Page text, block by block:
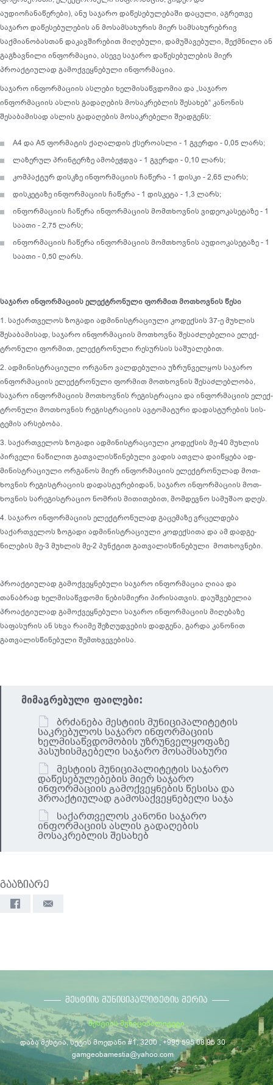
აუდიოჩანაწერები), ანუ საჯარო დაწესებულებაში დაცული, აგრეთვე
საჯარო დაწესებულების ან მოსამსახურის მიერ სამსახურებრივ
საქმიანობასთან დაკავშირებით მიღებული, დამუშავებული, შექმნილი ან
გაგზავნილი ინფორმაცია, ასევე საჯარო დაწესებულების მიერ
პროაქტიულად გამოქვეყნებული ინფორმაცია.
საჯარო ინფორმაციის ასლები ხელმისაწვდომია და „საჯარო
ინფორმაციის ასლის გადაღების მოსაკრებლის შესახებ“ კანონის
შესაბამისად ასლის გადაღების მოსაკრებელი შეადგენს:
A4 და A5 ფორმატის ქაღალდის ქსეროასლი - 1 გვერდი - 0,05 ლარს;
ლაზერულ პრინტერზე ამობეჭდვა - 1 გვერდი - 0,10 ლარს;
კომპაქტურ დისკზე ინფორმაციის ჩაწერა - 1 დისკი - 2,65 ლარს;
დისკეტაზე ინფორმაციის ჩაწერა - 1 დისკეტა - 1,3 ლარს;
ინფორმაციის ჩაწერა ინფორმაციის მომთხოვნის ვიდეოკასეტაზე - 1
საათი - 2,75 ლარს;
ინფორმაციის ჩაწერა ინფორმაციის მომთხოვნის აუდიოკასეტაზე - 1
საათი - 0,50 ლარს.
საჯაროინფორმაციისელექტრონულიფორმითმოთხოვნისწესი
1. საქართველოს ზოგადი ადმინისტრაციული კოდექსის 37-ე მუხ­ლის
შესაბამისად, საჯარო ინფორმაციის მოთხოვნა შესაძლებელია ელექ­
ტრონული ფორმით, ელექტრონული რესურსის საშუალებით.
2. ადმინისტრაციული ორგანო ვალდებულია უზრუნველყოს საჯა­რო
ინფორმაციის ელექტრონული ფორმით მოთხოვნის შესაძლებლობა,
საჯარო ინფორმაციის მოთხოვნის რეგისტრაცია და ინფორმაციის ელექ­
ტრო­ნული მოთხოვნის რეგისტრაციის ავტომატური დადასტურების სის­
ტემის არსებობა.
3. საქართველოს ზოგადი ადმინისტრაციული კოდექსის მე-40 მუხ­ლის
პირველი ნაწილით გათვალისწინებული ვადის ათვლა დაიწყება ად­
მინისტრაციული ორგანოს მიერ ინფორმაციის ელექტრონულად მოთ­
ხოვნის რეგისტრაციის დადასტურებიდან, საჯარო ინფორმაციის მოთ­
ხოვ­ნის სარეგისტრაციო ნომრის მითითებით, მომდევნო სამუშაო დღეს.
4. საჯარო ინფორმაციის ელექტრონულად გაცემაზე ვრცელდება
საქართველოს ზოგადი ადმინისტრაციული კოდექსითა და ამ დადგე­
ნილების მე-3 მუხლის მე-2 პუნქტით გათვალისწინებული მოთხოვნები.
პროაქტიულად გამოქვეყნებული საჯარო ინფორმაცია ღიაა და
თანაბრად ხელმისაწვდომი ნებისმიერი პირისათვის. დაუშვებელია
პროაქტიულად გამოქვეყნებული საჯარო ინფორმაციის მიღებაზე
საფასურის ან სხვა რაიმე შეზღუდვების დადგენა, გარდა კანონით
გათვალისწინებული შემთხვევებისა.
მიმაგრებული ფაილები:
ბრძანება მესტიის მუნიციპალიტეტის
საკრებულოს საჯარო ინფორმაციის
ხელმისაწვდომობის უზრუნველყოფაზე
პასუხისმგებელი საჯარო მოსამსახური
მესტიის მუნიციპალიტეტის საჯარო
დაწესებულებების მიერ საჯარო
ინფორმაციის გამოქვეყნების წესისა და
პროაქტიულად გამოსაქვეყნებელი საჯა
საქართველოს კანონი საჯარო
ინფორმაციის ასლის გადაღების
მოსაკრებლის შესახებ
გააზიარე
ᲛᲔᲡᲢᲘᲘᲡ ᲛᲣᲜᲘᲪᲘᲞᲐᲚᲘᲢᲔᲢᲘᲡ ᲛᲔᲠᲘᲐ
მესტიის მუნიციპალიტეტი
დაბა მესტია, სეტის მოედანი #1, 3200 , +995 595 08 95 30
gamgeobamestia@yahoo.com